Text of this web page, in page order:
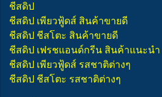
ชีสดิป
ชีสดิป เพียวฟู้ดส์ สินค้าขายดี
ชีสดิป ชีสโตะ สินค้าขายดี
ชีสดิป เฟรชแอนด์กรีน สินค้าแนะนำ
ชีสดิป เพียวฟู้ดส์ รสชาติต่างๆ
ชีสดิป ชีสโตะ รสชาติต่างๆ